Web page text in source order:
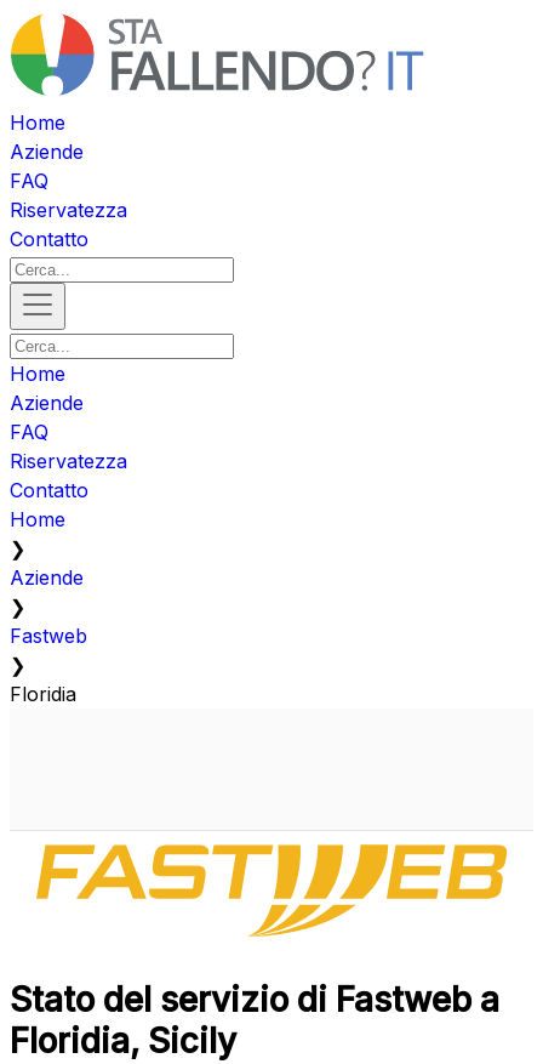
Home
Aziende
FAQ
Riservatezza
Contatto
Home
Aziende
FAQ
Riservatezza
Contatto
Home
❯
Aziende
❯
Fastweb
❯
Floridia
Stato del servizio di Fastweb a
Floridia, Sicily